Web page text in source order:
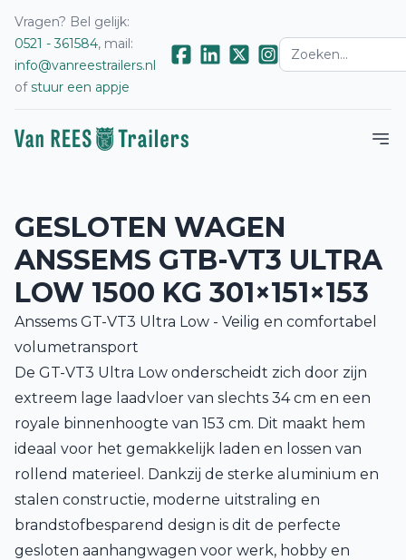
Vragen? Bel gelijk:
0521 - 361584, mail:
info@vanreestrailers.nl
ofstuur een appje
GESLOTEN WAGEN
ANSSEMS GTB-VT3 ULTRA
LOW 1500 KG 301×151×153
Anssems GT-VT3 Ultra Low - Veilig en comfortabel
volumetransport
De GT-VT3 Ultra Low onderscheidt zich door zijn
extreem lage laadvloer van slechts 34 cm en een
royale binnenhoogte van 153 cm. Dit maakt hem
ideaal voor het gemakkelijk laden en lossen van
rollend materieel. Dankzij de sterke aluminium en
stalen constructie, moderne uitstraling en
brandstofbesparend design is dit de perfecte
gesloten aanhangwagen voor werk, hobby en